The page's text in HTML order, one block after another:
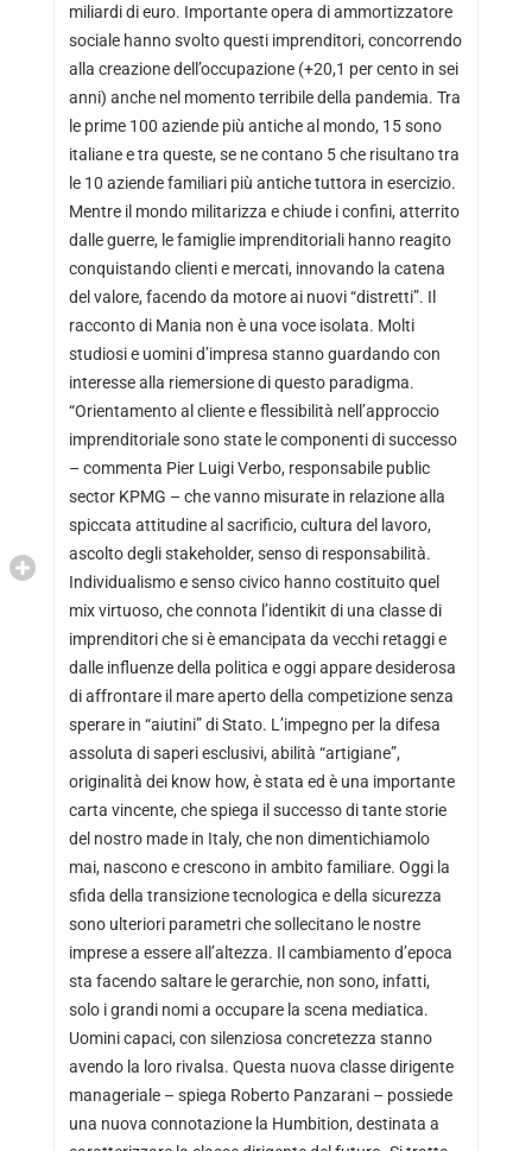
miliardi di euro. Importante opera di ammortizzatore
sociale hanno svolto questi imprenditori, concorrendo
alla creazione dell’occupazione (+20,1 per cento in sei
anni) anche nel momento terribile della pandemia. Tra
le prime 100 aziende più antiche al mondo, 15 sono
italiane e tra queste, se ne contano 5 che risultano tra
le 10 aziende familiari più antiche tuttora in esercizio.
Mentre il mondo militarizza e chiude i confini, atterrito
dalle guerre, le famiglie imprenditoriali hanno reagito
conquistando clienti e mercati, innovando la catena
del valore, facendo da motore ai nuovi “distretti”. Il
racconto di Mania non è una voce isolata. Molti
studiosi e uomini d’impresa stanno guardando con
interesse alla riemersione di questo paradigma.
“Orientamento al cliente e flessibilità nell’approccio
imprenditoriale sono state le componenti di successo
– commenta Pier Luigi Verbo, responsabile public
sector KPMG – che vanno misurate in relazione alla
spiccata attitudine al sacrificio, cultura del lavoro,
ascolto degli stakeholder, senso di responsabilità.
Individualismo e senso civico hanno costituito quel
mix virtuoso, che connota l’identikit di una classe di
imprenditori che si è emancipata da vecchi retaggi e
dalle influenze della politica e oggi appare desiderosa
di affrontare il mare aperto della competizione senza
sperare in “aiutini” di Stato. L’impegno per la difesa
assoluta di saperi esclusivi, abilità “artigiane”,
originalità dei know how, è stata ed è una importante
carta vincente, che spiega il successo di tante storie
del nostro made in Italy, che non dimentichiamolo
mai, nascono e crescono in ambito familiare. Oggi la
sfida della transizione tecnologica e della sicurezza
sono ulteriori parametri che sollecitano le nostre
imprese a essere all’altezza. Il cambiamento d’epoca
sta facendo saltare le gerarchie, non sono, infatti,
solo i grandi nomi a occupare la scena mediatica.
Uomini capaci, con silenziosa concretezza stanno
avendo la loro rivalsa. Questa nuova classe dirigente
manageriale – spiega Roberto Panzarani – possiede
una nuova connotazione la Humbition, destinata a